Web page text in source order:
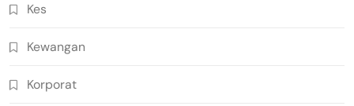
Kes
Kewangan
Korporat